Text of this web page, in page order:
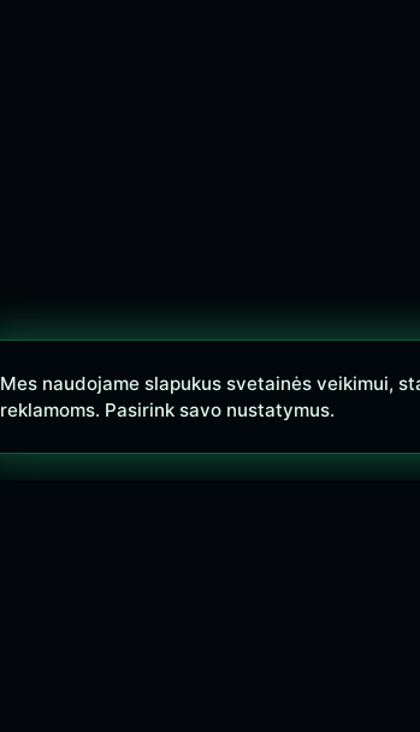
Mes naudojame slapukus svetainės veikimui,
reklamoms. Pasirink savo nustatymus.